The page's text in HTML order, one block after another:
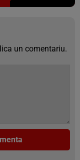
un comentariu.